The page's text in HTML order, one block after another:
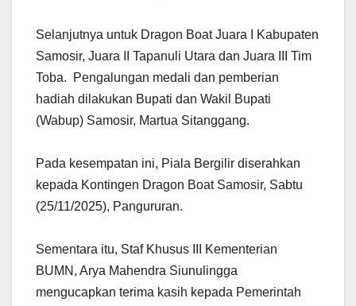
Selanjutnya untuk Dragon Boat Juara I Kabupaten
Samosir, Juara II Tapanuli Utara dan Juara III Tim
Toba. Pengalungan medali dan pemberian
hadiah dilakukan Bupati dan Wakil Bupati
(Wabup) Samosir, Martua Sitanggang.
Pada kesempatan ini, Piala Bergilir diserahkan
kepada Kontingen Dragon Boat Samosir, Sabtu
(25/11/2025), Pangururan.
Sementara itu, Staf Khusus III Kementerian
BUMN, Arya Mahendra Siunulingga
mengucapkan terima kasih kepada Pemerintah